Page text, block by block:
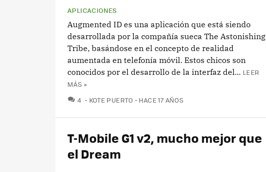
APLICACIONES
Augmented ID es una aplicación que está siendo
desarrollada por la compañía sueca The Astonishing
Tribe, basándose en el concepto de realidad
aumentada en telefonía móvil. Estos chicos son
conocidos por el desarrollo de la interfaz del... LEER
MÁS »
4 COMENTARIOS
KOTE PUERTO HACE 17 AÑOS
T-Mobile G1 v2, mucho mejor que
el Dream